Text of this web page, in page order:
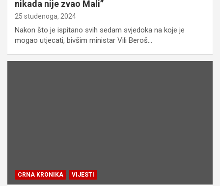
nikada nije zvao Mali”
25 studenoga, 2024
Nakon što je ispitano svih sedam svjedoka na koje je
mogao utjecati, bivšim ministar Vili Beroš…
CRNA KRONIKA VIJESTI